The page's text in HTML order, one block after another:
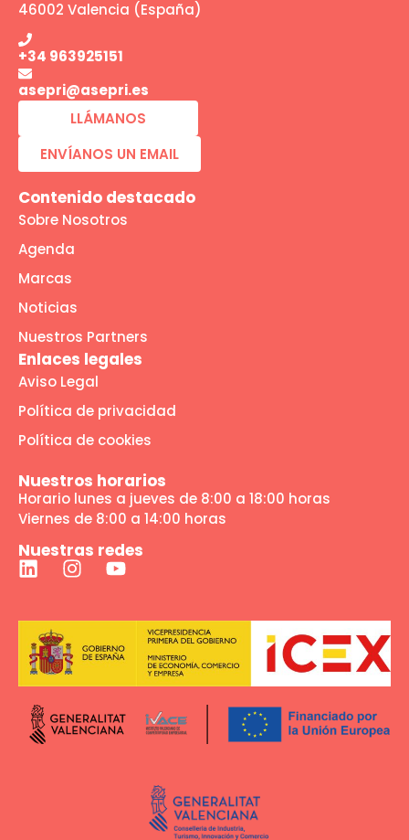
46002 Valencia (España)
+34 963925151
asepri@asepri.es
LLÁMANOS
ENVÍANOS UN EMAIL
Contenido destacado
Sobre Nosotros
Agenda
Marcas
Noticias
Nuestros Partners
Enlaces legales
Aviso Legal
Política de privacidad
Política de cookies
Nuestros horarios
Horario lunes a jueves de 8:00 a 18:00 horas
Viernes de 8:00 a 14:00 horas
Nuestras redes